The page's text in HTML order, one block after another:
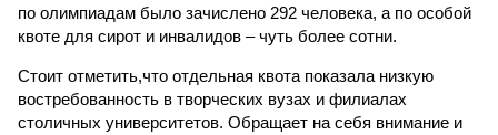
по олимпиадам было зачислено 292 человека, а по особой
квоте для сирот и инвалидов – чуть более сотни.
Стоит отметить,что отдельная квота показала низкую
востребованность в творческих вузах и филиалах
столичных университетов. Обращает на себя внимание и